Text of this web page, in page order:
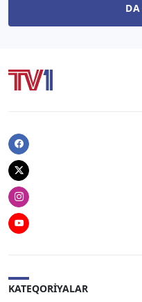
Facebook
Twitter
Instagram
Youtube
KATEQORIYALAR